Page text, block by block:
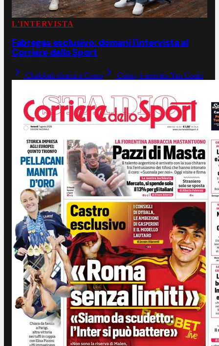
L'INTERVISTA
Fabregas esclusivo: domani l'intervista al
Corriere dello Sport
Chalobah sbarca a Como Como, è arrivato Yan Couto